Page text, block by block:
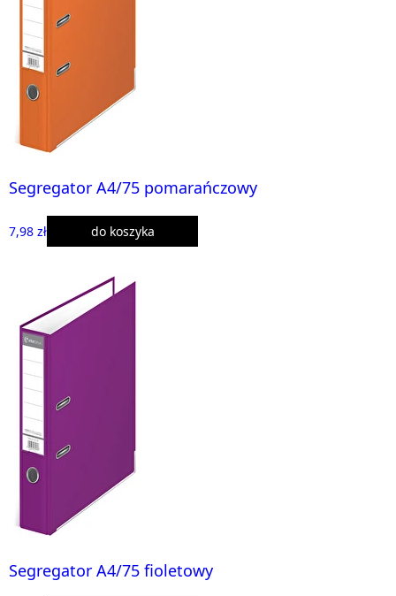
Segregator A4/75 pomarańczowy
7,98 zł do koszyka
Segregator A4/75 fioletowy